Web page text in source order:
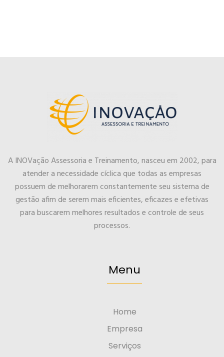
A INOVação Assessoria e Treinamento, nasceu em 2002, para
atender a necessidade cíclica que todas as empresas
possuem de melhorarem constantemente seu sistema de
gestão afim de serem mais eficientes, eficazes e efetivas
para buscarem melhores resultados e controle de seus
processos.
Menu
Home
Empresa
Serviços